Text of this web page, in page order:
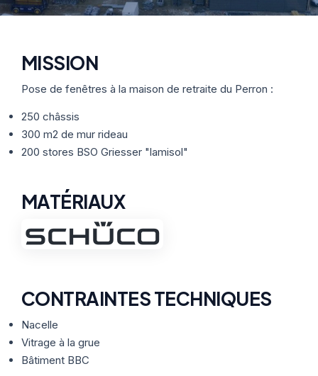
Expertise Bris De Glace
Thermographie
Capacité De Levage
Nos Formules
RÉFÉRENCES
MISSION
Pose de fenêtres à la maison de retraite du Perron :
250 châssis
300 m2 de mur rideau
200 stores BSO Griesser "lamisol"
MATÉRIAUX
CONTRAINTES TECHNIQUES
Nacelle
Vitrage à la grue
Bâtiment BBC